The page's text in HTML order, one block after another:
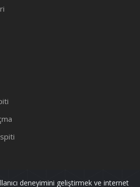
deneyimini geliştirmek ve internet